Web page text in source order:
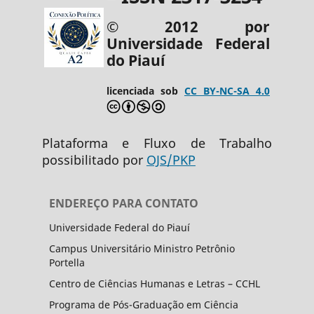
© 2012 por
Universidade Federal
do Piauí
licenciada sob CC BY-NC-SA 4.0
Plataforma e Fluxo de Trabalho
possibilitado por OJS/PKP
ENDEREÇO PARA CONTATO
Universidade Federal do Piauí
Campus Universitário Ministro Petrônio
Portella
Centro de Ciências Humanas e Letras – CCHL
Programa de Pós-Graduação em Ciência